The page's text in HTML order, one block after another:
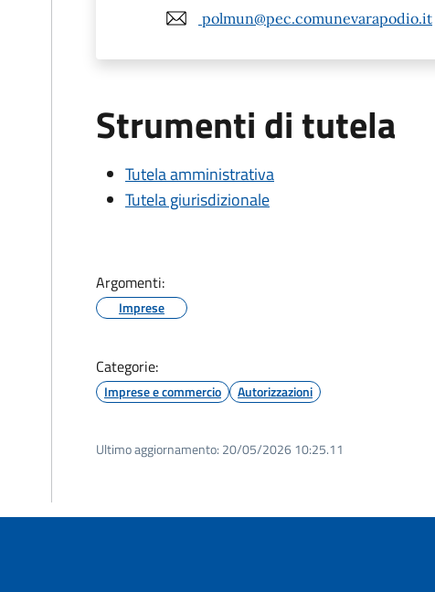
polmun@pec.comunevarapodio.it
Strumenti di tutela
Tutela amministrativa
Tutela giurisdizionale
Argomenti:
Imprese
Categorie:
Imprese e commercio Autorizzazioni
Ultimo aggiornamento: 20/05/2026 10:25.11